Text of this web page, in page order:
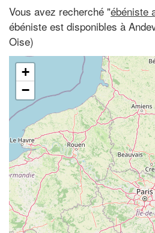
Vous avez recherché "ébéniste
ébéniste est disponibles à
Oise)
+
−